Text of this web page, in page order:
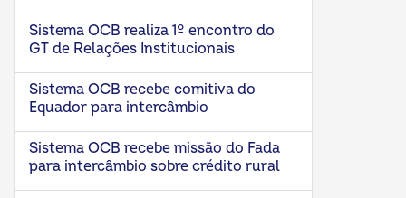
Sistema OCB realiza 1º encontro do
GT de Relações Institucionais
Sistema OCB recebe comitiva do
Equador para intercâmbio
Sistema OCB recebe missão do Fada
para intercâmbio sobre crédito rural